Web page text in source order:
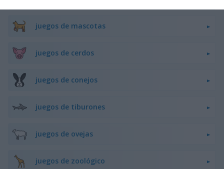
juegos de mascotas
juegos de cerdos
juegos de conejos
juegos de tiburones
juegos de ovejas
juegos de zoológico